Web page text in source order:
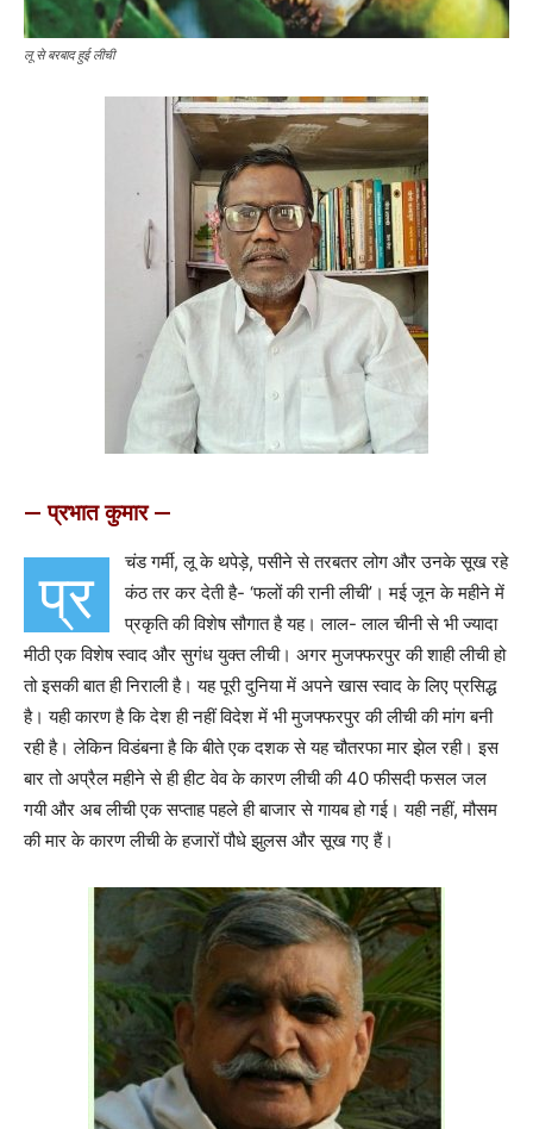
लू से बरबाद हुई लीची
— प्रभात कुमार —
प्र
चंड गर्मी, लू के थपेड़े, पसीने से तरबतर लोग और उनके सूख रहे
कंठ तर कर देती है- ‘फलों की रानी लीची’। मई जून के महीने में
प्रकृति की विशेष सौगात है यह। लाल- लाल चीनी से भी ज्यादा
मीठी एक विशेष स्वाद और सुगंध युक्त लीची। अगर मुजफ्फरपुर की शाही लीची हो
तो इसकी बात ही निराली है। यह पूरी दुनिया में अपने खास स्वाद के लिए प्रसिद्ध
है। यही कारण है कि देश ही नहीं विदेश में भी मुजफ्फरपुर की लीची की मांग बनी
रही है। लेकिन विडंबना है कि बीते एक दशक से यह चौतरफा मार झेल रही। इस
बार तो अप्रैल महीने से ही हीट वेव के कारण लीची की 40 फीसदी फसल जल
गयी और अब लीची एक सप्ताह पहले ही बाजार से गायब हो गई। यही नहीं, मौसम
की मार के कारण लीची के हजारों पौधे झुलस और सूख गए हैं।